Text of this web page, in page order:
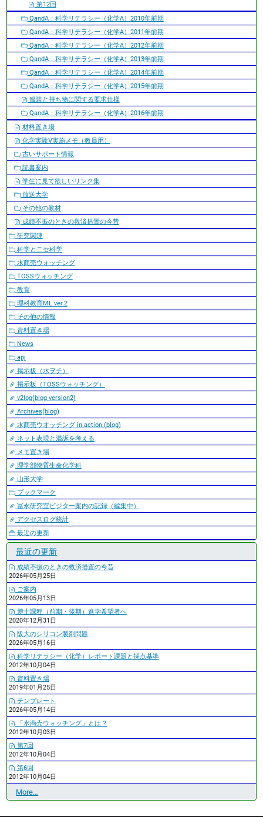
第12回
QandA：科学リテラシー（化学A）2010年前期
QandA：科学リテラシー（化学A）2011年前期
QandA：科学リテラシー（化学A）2012年前期
QandA：科学リテラシー（化学A）2013年前期
QandA：科学リテラシー（化学A）2014年前期
QandA：科学リテラシー（化学A）2015年前期
服装と持ち物に関する要求仕様
QandA：科学リテラシー（化学A）2016年前期
材料置き場
化学実験V実施メモ（教員用）
古いサポート情報
読書案内
学生に見て欲しいリンク集
放送大学
その他の教材
成績不振のときの救済措置の今昔
研究関連
科学とニセ科学
水商売ウォッチング
TOSSウォッチング
教育
理科教育ML ver.2
その他の情報
資料置き場
News
apj
掲示板（水ヲチ）
掲示板（TOSSウォッチング）
v2log(blog version2)
Archives(blog)
水商売ウオッチング in action (blog)
ネット表現と濫訴を考える
メモ置き場
理学部物質生命化学科
山形大学
ブックマーク
冨永研究室ビジター案内の記録（編集中）
アクセスログ統計
最近の更新
最近の更新
成績不振のときの救済措置の今昔
2026年05月25日
ご案内
2026年05月13日
博士課程（前期・後期）進学希望者へ
2020年12月31日
阪大のシリコン製剤問題
2026年05月16日
科学リテラシー（化学）レポート課題と採点基準
2012年10月04日
資料置き場
2019年01月25日
テンプレート
2026年05月14日
「水商売ウォッチング」とは？
2012年10月03日
第7回
2012年10月04日
第6回
2012年10月04日
最
近
More…